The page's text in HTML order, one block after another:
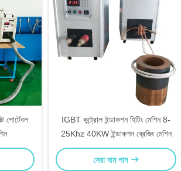
পোর্টেবল
IGBT কন্ট্রোল ইন্ডাকশন হিটিং মেশিন 8-
25Khz 40KW ইন্ডাকশন ব্রেজিং মেশিন
সেরা দাম পান